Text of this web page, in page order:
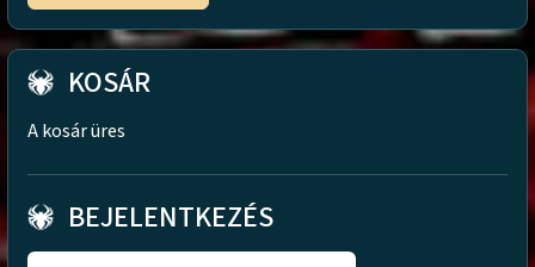
KOSÁR
A kosár üres
BEJELENTKEZÉS